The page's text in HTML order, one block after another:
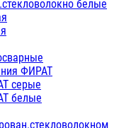
белые
ФИРАТ
серые
белые